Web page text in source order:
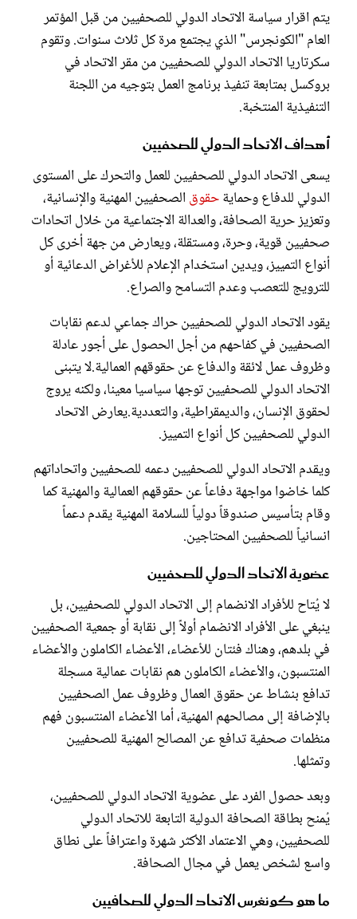
يتم اقرار سياسة الاتحاد الدولي للصحفيين من قبل المؤتمر
العام "الكونجرس" الذي يجتمع مرة كل ثلاث سنوات. وتقوم
سكرتاريا الاتحاد الدولي للصحفيين من مقر الاتحاد في
بروكسل بمتابعة تنفيذ برنامج العمل بتوجيه من اللجنة
التنفيذية المنتخبة.
أهداف الاتحاد الدولي للصحفيين
يسعى الاتحاد الدولي للصحفيين للعمل والتحرك على المستوى
الدولي للدفاع وحمايةحقوق الصحفيين المهنية والإنسانية،
وتعزيز حرية الصحافة، والعدالة الاجتماعية من خلال اتحادات
صحفيين قوية، وحرة، ومستقلة، ويعارض من جهة أخرى كل
أنواع التمييز، ويدين استخدام الإعلام للأغراض الدعائية أو
للترويج للتعصب وعدم التسامح والصراع.
يقود الاتحاد الدولي للصحفيين حراك جماعي لدعم نقابات
الصحفيين في كفاحهم من أجل الحصول على أجور عادلة
وظروف عمل لائقة والدفاع عن حقوقهم العمالية.لا يتبنى
الاتحاد الدولي للصحفيين توجها سياسيا معينا، ولكنه يروج
لحقوق الإنسان، والديمقراطية، والتعددية.يعارض الاتحاد
الدولي للصحفيين كل أنواع التمييز.
ويقدم الاتحاد الدولي للصحفيين دعمه للصحفيين واتحاداتهم
كلما خاضوا مواجهة دفاعاً عن حقوقهم العمالية والمهنية كما
وقام بتأسيس صندوقاً دولياً للسلامة المهنية يقدم دعماً
انسانياً للصحفيين المحتاجين.
عضوية الاتحاد الدولي للصحفيين
لا يُتاح للأفراد الانضمام إلى الاتحاد الدولي للصحفيين، بل
ينبغي على الأفراد الانضمام أولاً إلى نقابة أو جمعية الصحفيين
في بلدهم، وهناك فئتان للأعضاء، الأعضاء الكاملون والأعضاء
المنتسبون، والأعضاء الكاملون هم نقابات عمالية مسجلة
تدافع بنشاط عن حقوق العمال وظروف عمل الصحفيين
بالإضافة إلى مصالحهم المهنية، أما الأعضاء المنتسبون فهم
منظمات صحفية تدافع عن المصالح المهنية للصحفيين
وتمثلها.
وبعد حصول الفرد على عضوية الاتحاد الدولي للصحفيين،
يُمنح بطاقة الصحافة الدولية التابعة للاتحاد الدولي
للصحفيين، وهي الاعتماد الأكثر شهرة واعترافاً على نطاق
واسع لشخص يعمل في مجال الصحافة.
ما هو كونغرس الاتحاد الدولي للصحافيين